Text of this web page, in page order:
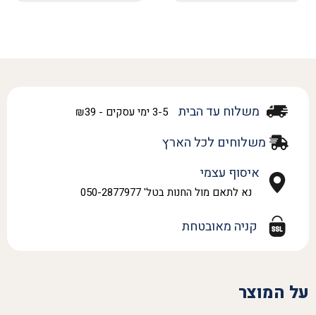
משלוח עד הבית 3-5 ימי עסקים - ₪39
משלוחים לכל הארץ
איסוף עצמי
נא לתאם מול החנות בטל' 050-2877977
קניה מאובטחת
על המוצר